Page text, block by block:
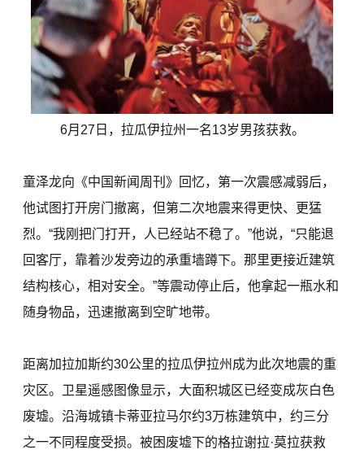
6月27日，拉瓜伊拉州一名13岁男孩获救。
童泽龙向《中国新闻周刊》回忆，第一次震感减弱后，
他试图打开房门撤离，但第二次地震来得更快、更猛
烈。“我刚把门打开，人已经站不稳了。”他说，“只能退
回客厅，靠着沙发旁边的承重墙蹲下。那里更接近建筑
结构核心，相对安全。”等震动停止后，他拿起一瓶水和
随身物品，迅速撤离到空旷地带。
距离加拉加斯约30公里的拉瓜伊拉州成为此次地震的重
灾区。卫星遥感图像显示，大面积城区已经变成灰白色
废墟。沿海城镇卡蒂亚拉马尔约3万栋建筑中，约三分
之一不同程度受损。被困废墟下的格拉谢拉·莫拉获救